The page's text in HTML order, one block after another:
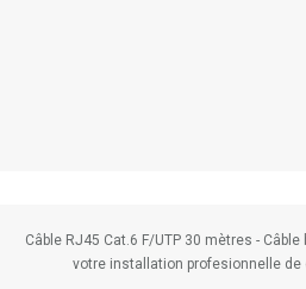
Câble RJ45 Cat.6 F/UTP 30 mètres -
votre installation profesionnelle